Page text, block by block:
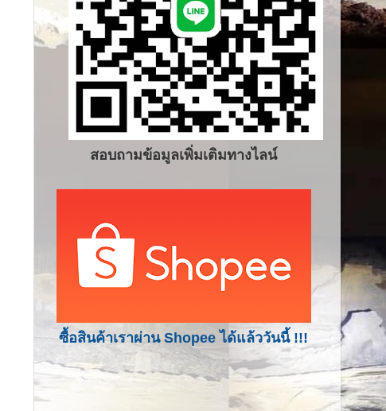
สอบถามข้อมูลเพิ่มเติมทางไลน์
ซื้อสินค้าเราผ่าน Shopee ได้แล้ววันนี้ !!!